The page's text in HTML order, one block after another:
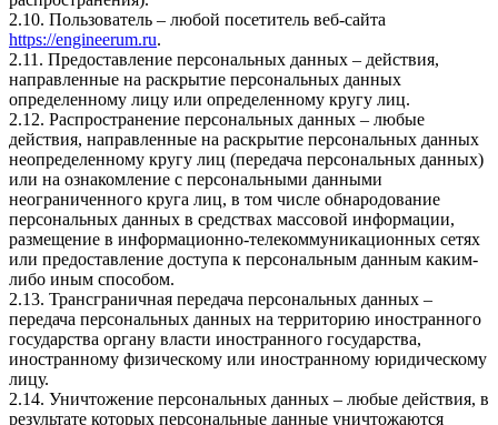
2.10. Пользователь – любой посетитель веб-сайта
https://engineerum.ru.
2.11. Предоставление персональных данных – действия,
направленные на раскрытие персональных данных
определенному лицу или определенному кругу лиц.
2.12. Распространение персональных данных – любые
действия, направленные на раскрытие персональных данных
неопределенному кругу лиц (передача персональных данных)
или на ознакомление с персональными данными
неограниченного круга лиц, в том числе обнародование
персональных данных в средствах массовой информации,
размещение в информационно-телекоммуникационных сетях
или предоставление доступа к персональным данным каким-
либо иным способом.
2.13. Трансграничная передача персональных данных –
передача персональных данных на территорию иностранного
государства органу власти иностранного государства,
иностранному физическому или иностранному юридическому
лицу.
2.14. Уничтожение персональных данных – любые действия, в
результате которых персональные данные уничтожаются